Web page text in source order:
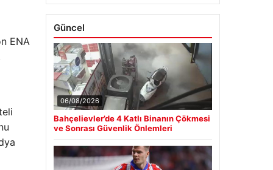
ENA
Güncel
06/08/2026
Bahçelievler’de 4 Katlı Binanın Çökmesi
ve Sonrası Güvenlik Önlemleri